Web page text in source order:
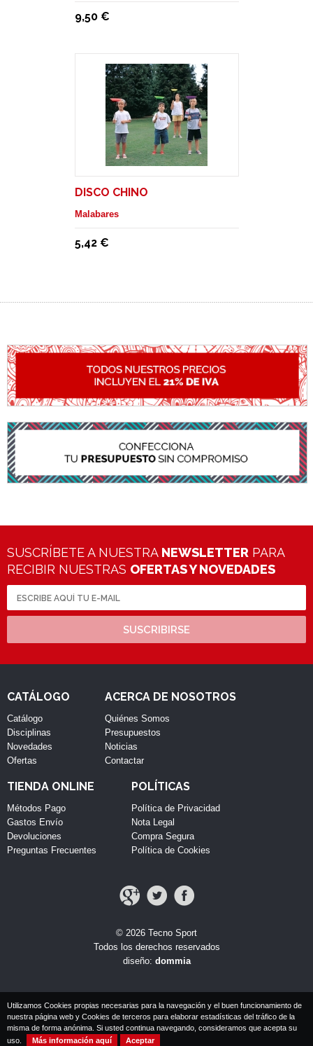
9,50 €
DISCO CHINO
Malabares
5,42 €
SUSCRÍBETE A NUESTRA NEWSLETTER PARA
RECIBIR NUESTRAS OFERTAS Y NOVEDADES
SUSCRIBIRSE
CATÁLOGO
Catálogo
Disciplinas
Novedades
Ofertas
ACERCA DE NOSOTROS
Quiénes Somos
Presupuestos
Noticias
Contactar
TIENDA ONLINE
Métodos Pago
Gastos Envío
Devoluciones
Preguntas Frecuentes
POLÍTICAS
Política de Privacidad
Nota Legal
Compra Segura
Política de Cookies
© 2026 Tecno Sport
Todos los derechos reservados
diseño: dommia
Utilizamos Cookies propias necesarias para la navegación y el buen funcionamiento de
nuestra página web y Cookies de terceros para elaborar estadísticas del tráfico de la
misma de forma anónima. Si usted continua navegando, consideramos que acepta su
uso.
Más información aquí Aceptar